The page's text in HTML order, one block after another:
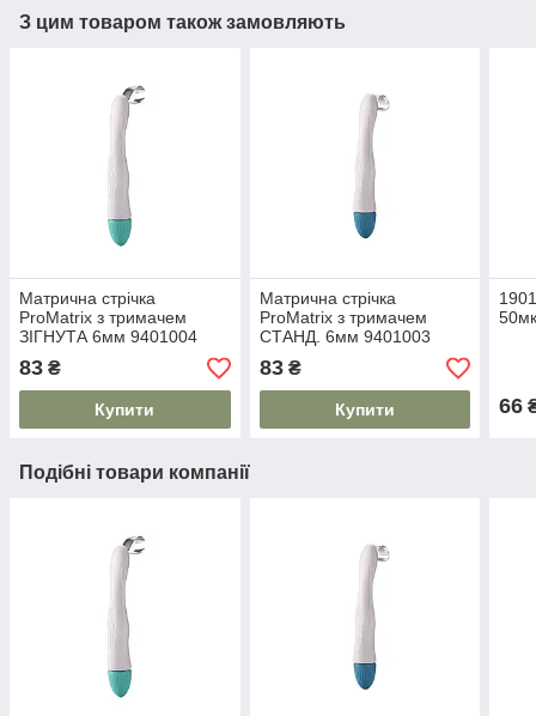
З цим товаром також замовляють
Матрична стрічка
ProMatrix з тримачем
ЗІГНУТА 6мм 9401004
83 ₴
Купити
Матрична стрічка
ProMatrix з тримачем
СТАНД. 6мм 9401003
83₴
Купити 66
Подібні товари компанії